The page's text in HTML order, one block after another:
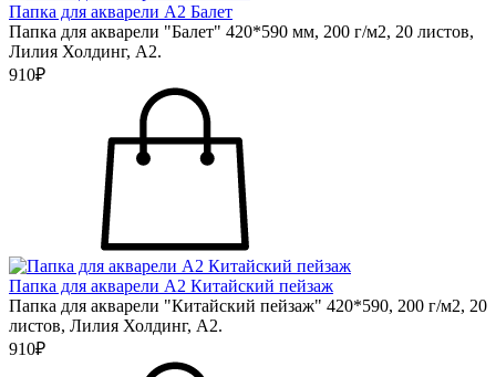
Папка для акварели А2 Балет
Папка для акварели "Балет" 420*590 мм, 200 г/м2, 20 листов,
Лилия Холдинг, А2.
910₽
Папка для акварели А2 Китайский пейзаж
Папка для акварели "Китайский пейзаж" 420*590, 200 г/м2, 20
листов, Лилия Холдинг, А2.
910₽